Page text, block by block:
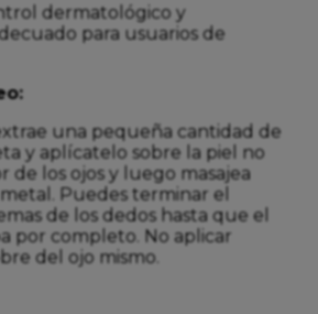
dermatológico y
para usuarios de
una pequeña cantidad de
y aplícatelo sobre la piel no
de los ojos y luego masajea
Puedes terminar el
de los dedos hasta que el
por completo. No aplicar
del ojo mismo.